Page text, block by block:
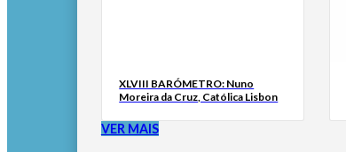
XLVIII BARÓMETRO: Nuno
Moreira da Cruz, Católica Lisbon
VER MAIS